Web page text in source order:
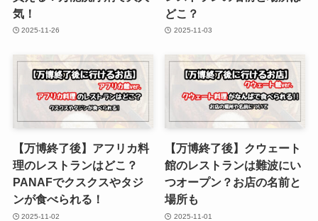
気！
2025-11-26
どこ？
2025-11-03
【万博終了後】アフリカ料
理のレストランはどこ？
PANAFでクスクスやタジ
ンが食べられる！
2025-11-02
【万博終了後】クウェート
館のレストランは難波にい
つオープン？お店の名前と
場所も
2025-11-01